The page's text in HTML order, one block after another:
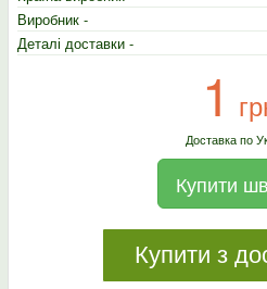
Виробник -
Деталі доставки -
1
Доставка по
Купити
Купити з